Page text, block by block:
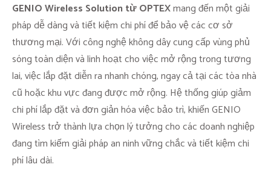
GENIO Wireless Solution từ OPTEXmang đến một giải
pháp dễ dàng và tiết kiệm chi phí để bảo vệ các cơ sở
thương mại. Với công nghệ không dây cung cấp vùng phủ
sóng toàn diện và linh hoạt cho việc mở rộng trong tương
lai, việc lắp đặt diễn ra nhanh chóng, ngay cả tại các tòa nhà
cũ hoặc khu vực đang được mở rộng. Hệ thống giúp giảm
chi phí lắp đặt và đơn giản hóa việc bảo trì, khiến GENIO
Wireless trở thành lựa chọn lý tưởng cho các doanh nghiệp
đang tìm kiếm giải pháp an ninh vững chắc và tiết kiệm chi
phí lâu dài.